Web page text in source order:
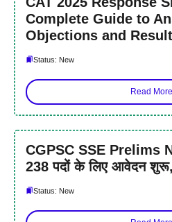
Complete Guide to
Objections and
Status: New
Read More
CGPSC SSE Prelims
238 पदों के लिए आवेदन शुरू,
Status: New